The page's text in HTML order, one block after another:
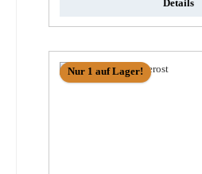
Details
Nur 1 auf Lager!